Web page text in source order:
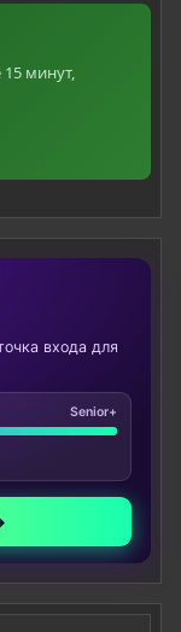
минут,
входа для
Senior+